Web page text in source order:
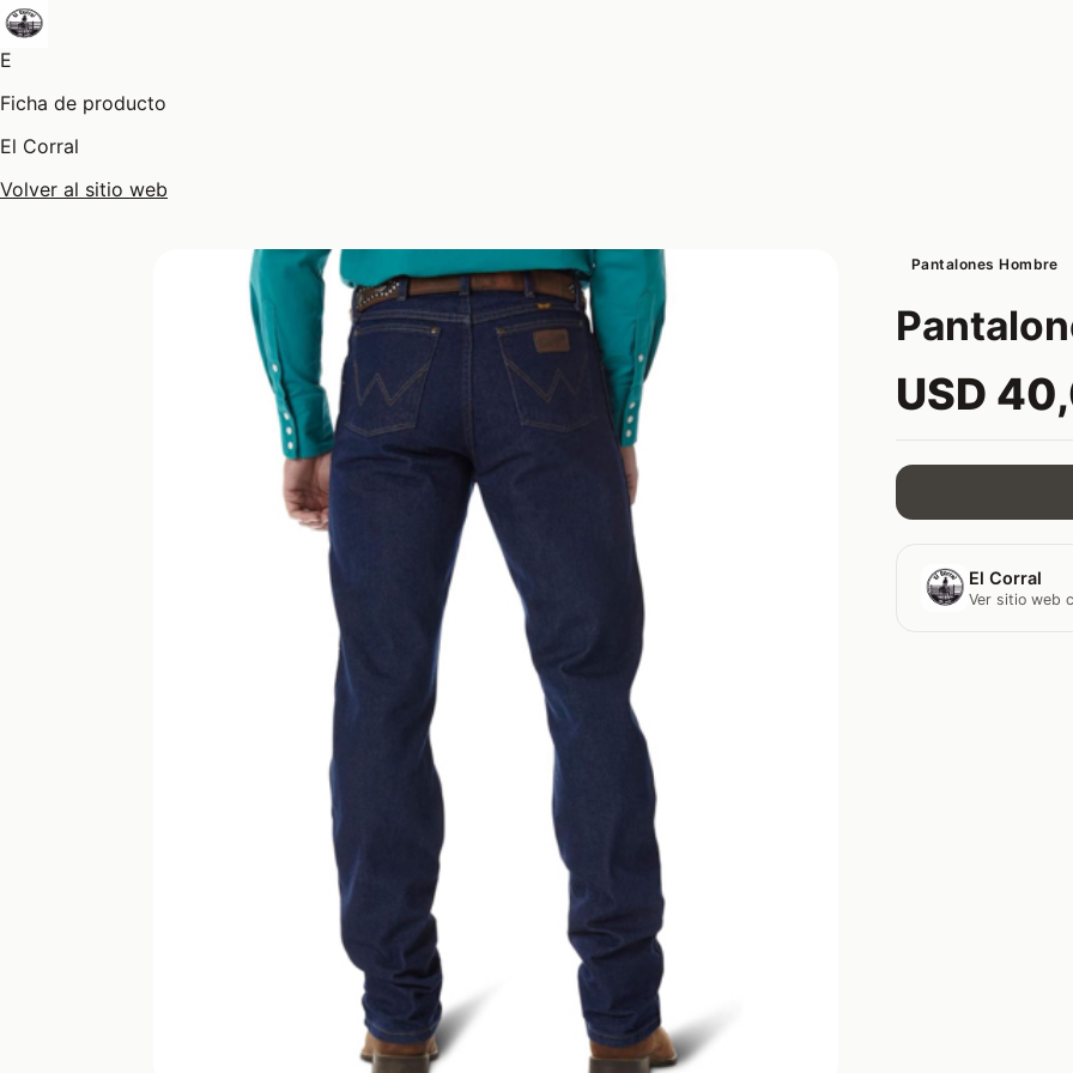
E
Ficha de producto
El Corral
Volver al sitio web
Pantalones Hombre
USD
El Corral
Ver sitio web